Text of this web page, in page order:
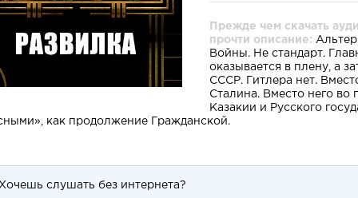
Прежде чем скачать
прочти описание:
Войны. Не стандарт.
оказывается в плену, а
СССР. Гитлера нет.
Сталина. Вместо него во
Казакии и Русского
как продолжение Гражданской.
слушать без интернета?